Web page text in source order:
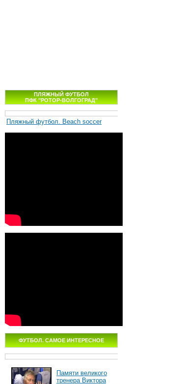
ПЛЯЖНЫЙ ФУТБОЛ
ПФК "РОТОР-ВОЛГОГРАД"
Пляжный футбол. Beach soccer
ФУТБОЛ. САМОЕ ИНТЕРЕСНОЕ
Памяти великого
тренера Виктора